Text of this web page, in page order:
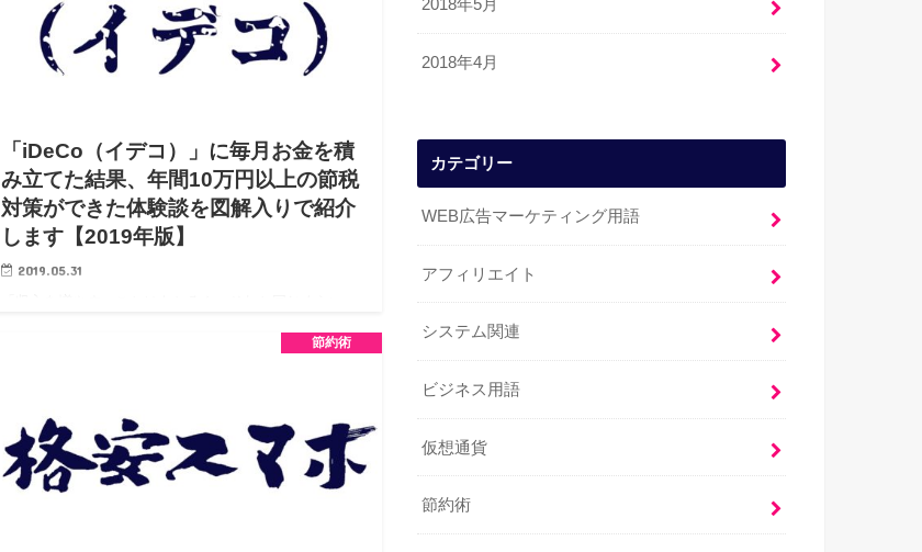
「iDeCo（イデコ）」に毎月お金を積
み立てた結果、年間10万円以上の節税
対策ができた体験談を図解入りで紹介
します【2019年版】
2019.05.31
の１つです！ 個人事業主になって初めて1年間分の確定申
節約術
2018年5月
2018年4月
カテゴリー
WEB広告マーケティング用語
アフィリエイト
システム関連
ビジネス用語
仮想通貨
節約術